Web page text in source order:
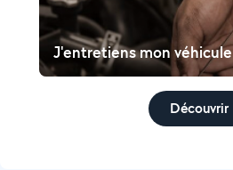
J'entretiens mon véhicule
Découvrir